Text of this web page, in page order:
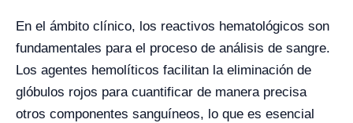
En el ámbito clínico, los reactivos hematológicos son
fundamentales para el proceso de análisis de sangre.
Los agentes hemolíticos facilitan la eliminación de
glóbulos rojos para cuantificar de manera precisa
otros componentes sanguíneos, lo que es esencial